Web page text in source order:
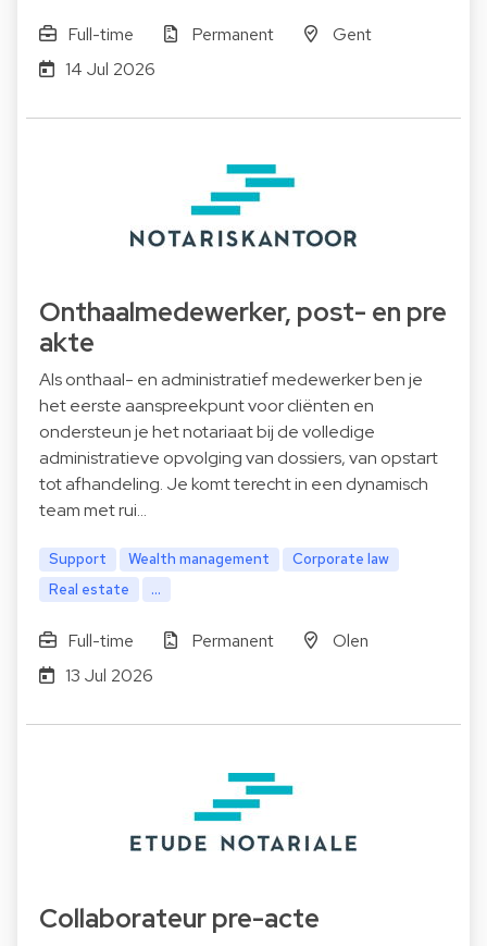
Full-time Permanent
Gent
14 Jul 2026
Onthaalmedewerker, post- en pre
akte
Als onthaal- en administratief medewerker ben je
het eerste aanspreekpunt voor cliënten en
ondersteun je het notariaat bij de volledige
administratieve opvolging van dossiers, van opstart
tot afhandeling. Je komt terecht in een dynamisch
team met rui…
Support Wealth management
Corporate law
Real estate
...
Full-time Permanent
Olen
13 Jul 2026
Collaborateur pre-acte